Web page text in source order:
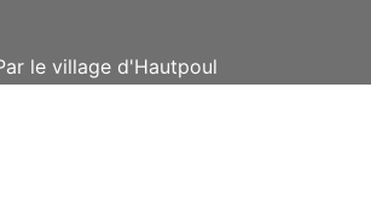
le village d'Hautpoul